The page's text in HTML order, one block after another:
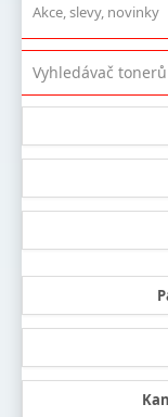
Akce, slevy, novinky
Vyhledávač